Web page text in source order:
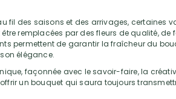
fil des saisons et des arrivages, certaines
remplacées par des fleurs de qualité, de
permettent de garantir la fraîcheur du
élégance.
façonnée avec le savoir-faire, la
un bouquet qui saura toujours